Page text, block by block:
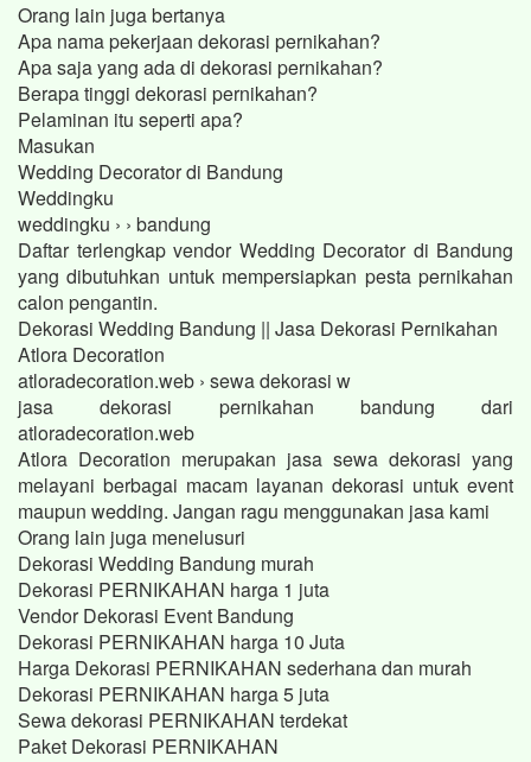
Orang lain juga bertanya
Apa nama pekerjaan dekorasi pernikahan?
Apa saja yang ada di dekorasi pernikahan?
Berapa tinggi dekorasi pernikahan?
Pelaminan itu seperti apa?
Masukan
Wedding Decorator di Bandung
Weddingku
weddingku › › bandung
Daftar terlengkap vendor Wedding Decorator di Bandung
yang dibutuhkan untuk mempersiapkan pesta pernikahan
calon pengantin.
Dekorasi Wedding Bandung || Jasa Dekorasi Pernikahan
Atlora Decoration
atloradecoration.web › sewa dekorasi w
jasa dekorasi pernikahan bandung dari
atloradecoration.web
Atlora Decoration merupakan jasa sewa dekorasi yang
melayani berbagai macam layanan dekorasi untuk event
maupun wedding. Jangan ragu menggunakan jasa kami
Orang lain juga menelusuri
Dekorasi Wedding Bandung murah
Dekorasi PERNIKAHAN harga 1 juta
Vendor Dekorasi Event Bandung
Dekorasi PERNIKAHAN harga 10 Juta
Harga Dekorasi PERNIKAHAN sederhana dan murah
Dekorasi PERNIKAHAN harga 5 juta
Sewa dekorasi PERNIKAHAN terdekat
Paket Dekorasi PERNIKAHAN